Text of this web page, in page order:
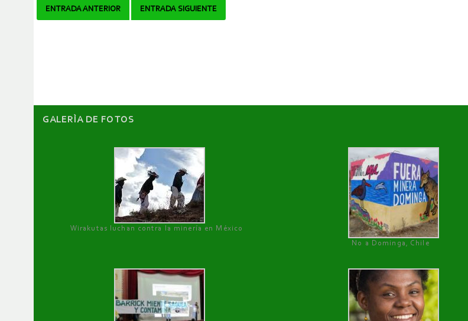
Navegador
ENTRADA ANTERIOR ENTRADA SIGUIENTE
GALERÌA DE FOTOS
Wirakutas luchan contra la minería en México
No a Dominga, Chile